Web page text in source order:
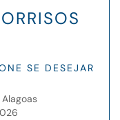
SE DESEJAR